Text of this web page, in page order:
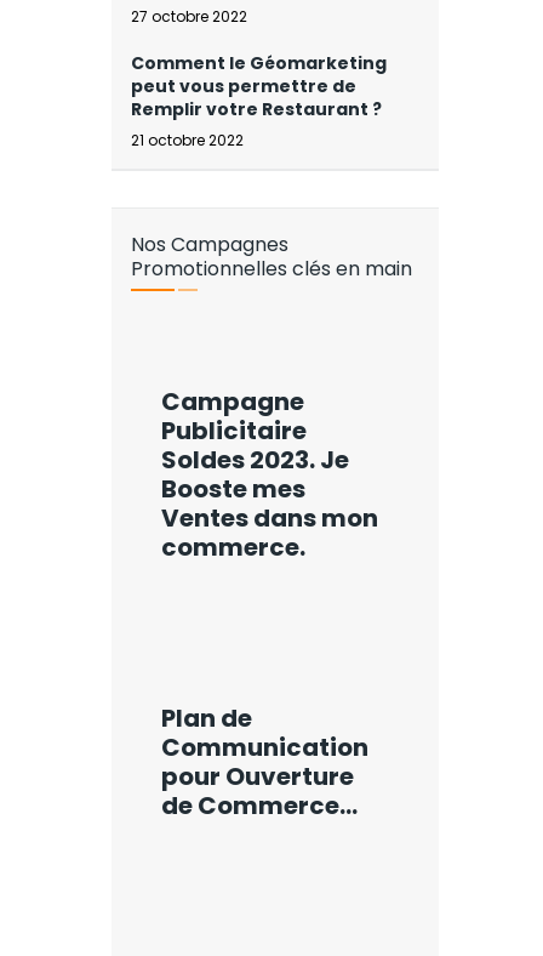
27 octobre 2022
Comment le Géomarketing
peut vous permettre de
Remplir votre Restaurant ?
21 octobre 2022
Nos Campagnes
Promotionnelles clés en main
Campagne
Publicitaire
Soldes 2023. Je
Booste mes
Ventes dans mon
commerce.
Plan de
Communication
pour Ouverture
de Commerce…